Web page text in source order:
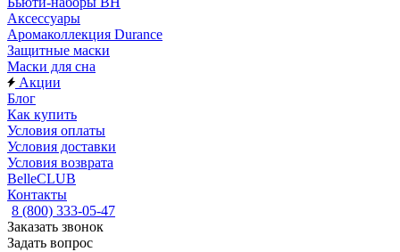
Аксессуары
Аромаколлекция Durance
Защитные маски
Маски для сна
Акции
Блог
Как купить
Условия оплаты
Условия доставки
Условия возврата
BelleCLUB
Контакты
8 (800) 333-05-47
Заказать звонок
Задать вопрос